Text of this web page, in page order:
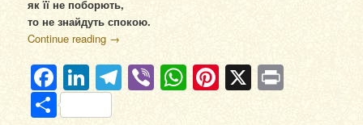
як її не поборють,
то не знайдуть спокою.
Continue reading →
Facebook
LinkedIn
Telegram
ViberWhatsApp
Pinterest
X
Отправить